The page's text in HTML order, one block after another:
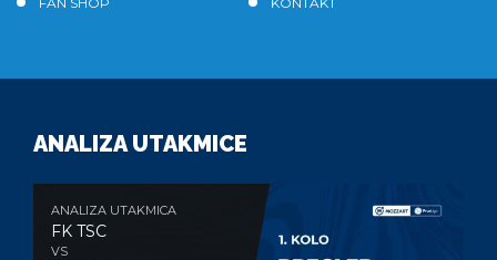
ANALIZA UTAKMICE
ANALIZA UTAKMICA
FK TSC
VS